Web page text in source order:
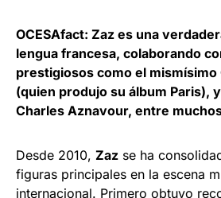
OCESAfact: Zaz es una
lengua francesa, colaborando
prestigiosos como el mismísimo
(quien produjo su álbum Paris),
Charles Aznavour, entre
Desde 2010, Zaz se ha
figuras principales en la escena
internacional. Primero obtuvo